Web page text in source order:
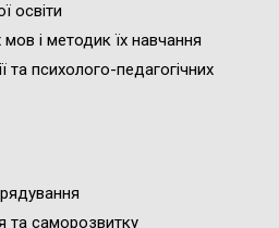
освіти
і методик їх навчання
та психолого-педагогічних
та саморозвитку